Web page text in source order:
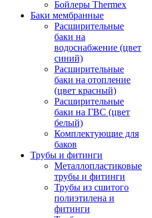
Бойлеры Thermex
Баки мембранные
Расширительные
баки на
водоснабжение (цвет
синий)
Расширительные
баки на отопление
(цвет красный)
Расширительные
баки на ГВС (цвет
белый)
Комплектующие для
баков
Трубы и фитинги
Металлопластиковые
трубы и фитинги
Трубы из сшитого
полиэтилена и
фитинги